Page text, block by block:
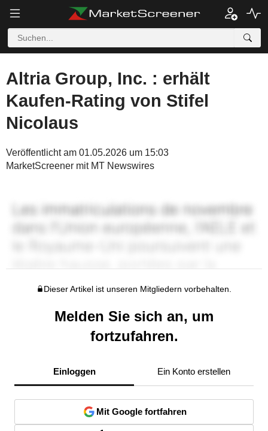
Altria Group, Inc. : erhält
Kaufen-Rating von Stifel
Nicolaus
Veröffentlicht am 01.05.2026 um 15:03
MarketScreener mit MT Newswires
Dieser Artikel ist unseren Mitgliedern vorbehalten.
Melden Sie sich an, um
fortzufahren.
Einloggen Ein Konto erstellen
Mit Google fortfahren